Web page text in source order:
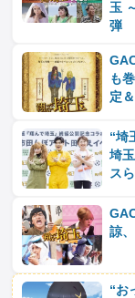
玉
弾
も
定
“埼
埼
ス
諒
“お